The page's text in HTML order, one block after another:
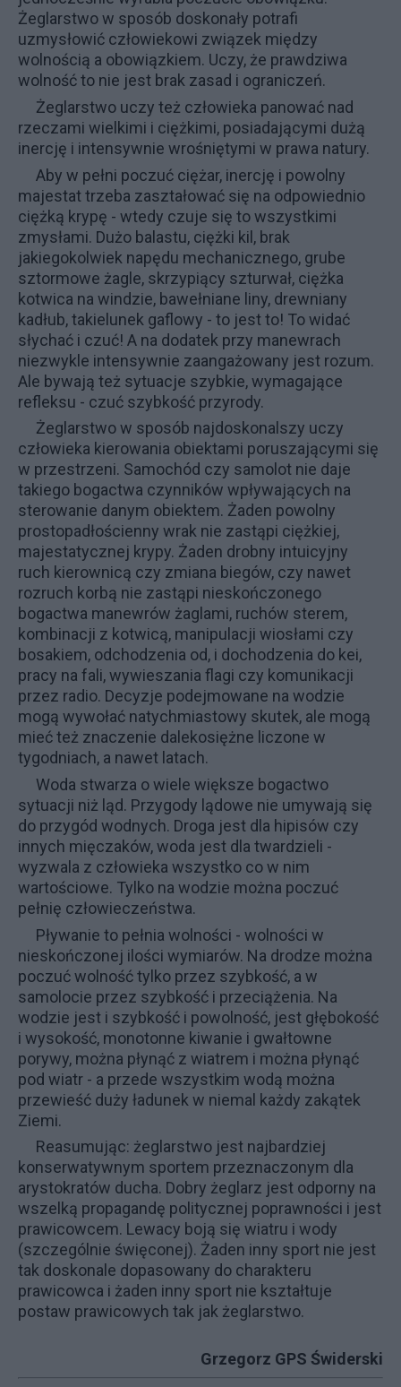
Żeglarstwo w sposób doskonały potrafi
uzmysłowić człowiekowi związek między
wolnością a obowiązkiem. Uczy, że prawdziwa
wolność to nie jest brak zasad i ograniczeń.
Żeglarstwo uczy też człowieka panować nad
rzeczami wielkimi i ciężkimi, posiadającymi dużą
inercję i intensywnie wrośniętymi w prawa natury.
Aby w pełni poczuć ciężar, inercję i powolny
majestat trzeba zaształować się na odpowiednio
ciężką krypę - wtedy czuje się to wszystkimi
zmysłami. Dużo balastu, ciężki kil, brak
jakiegokolwiek napędu mechanicznego, grube
sztormowe żagle, skrzypiący szturwał, ciężka
kotwica na windzie, bawełniane liny, drewniany
kadłub, takielunek gaflowy - to jest to! To widać
słychać i czuć! A na dodatek przy manewrach
niezwykle intensywnie zaangażowany jest rozum.
Ale bywają też sytuacje szybkie, wymagające
refleksu - czuć szybkość przyrody.
Żeglarstwo w sposób najdoskonalszy uczy
człowieka kierowania obiektami poruszającymi się
w przestrzeni. Samochód czy samolot nie daje
takiego bogactwa czynników wpływających na
sterowanie danym obiektem. Żaden powolny
prostopadłościenny wrak nie zastąpi ciężkiej,
majestatycznej krypy. Żaden drobny intuicyjny
ruch kierownicą czy zmiana biegów, czy nawet
rozruch korbą nie zastąpi nieskończonego
bogactwa manewrów żaglami, ruchów sterem,
kombinacji z kotwicą, manipulacji wiosłami czy
bosakiem, odchodzenia od, i dochodzenia do kei,
pracy na fali, wywieszania flagi czy komunikacji
przez radio. Decyzje podejmowane na wodzie
mogą wywołać natychmiastowy skutek, ale mogą
mieć też znaczenie dalekosiężne liczone w
tygodniach, a nawet latach.
Woda stwarza o wiele większe bogactwo
sytuacji niż ląd. Przygody lądowe nie umywają się
do przygód wodnych. Droga jest dla hipisów czy
innych mięczaków, woda jest dla twardzieli -
wyzwala z człowieka wszystko co w nim
wartościowe. Tylko na wodzie można poczuć
pełnię człowieczeństwa.
Pływanie to pełnia wolności - wolności w
nieskończonej ilości wymiarów. Na drodze można
poczuć wolność tylko przez szybkość, a w
samolocie przez szybkość i przeciążenia. Na
wodzie jest i szybkość i powolność, jest głębokość
i wysokość, monotonne kiwanie i gwałtowne
porywy, można płynąć z wiatrem i można płynąć
pod wiatr - a przede wszystkim wodą można
przewieść duży ładunek w niemal każdy zakątek
Ziemi.
Reasumując: żeglarstwo jest najbardziej
konserwatywnym sportem przeznaczonym dla
arystokratów ducha. Dobry żeglarz jest odporny na
wszelką propagandę politycznej poprawności i jest
prawicowcem. Lewacy boją się wiatru i wody
(szczególnie święconej). Żaden inny sport nie jest
tak doskonale dopasowany do charakteru
prawicowca i żaden inny sport nie kształtuje
postaw prawicowych tak jak żeglarstwo.
Grzegorz GPS Świderski